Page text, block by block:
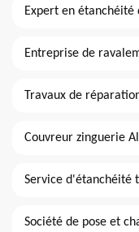
Expert en
Entreprise de
Travaux de
Couvreur zinguerie
Service d'étanchéité
Société de pose et